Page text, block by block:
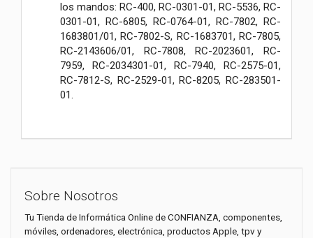
los mandos: RC-400, RC-0301-01, RC-5536, RC-
0301-01, RC-6805, RC-0764-01, RC-7802, RC-
1683801/01, RC-7802-S, RC-1683701, RC-7805,
RC-2143606/01, RC-7808, RC-2023601, RC-
7959, RC-2034301-01, RC-7940, RC-2575-01,
RC-7812-S, RC-2529-01, RC-8205, RC-283501-
01.
Sobre Nosotros
Tu Tienda de Informática Online de CONFIANZA, componentes,
móviles, ordenadores, electrónica, productos Apple, tpv y